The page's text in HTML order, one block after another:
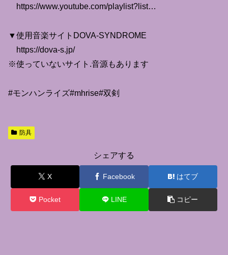
https://www.youtube.com/playlist?list…
▼使用音楽サイトDOVA-SYNDROME
https://dova-s.jp/
※使っていないサイト.音源もあります
#モンハンライズ#mhrise#双剣
防具
シェアする
X Facebook はてブ
Pocket LINE コピー